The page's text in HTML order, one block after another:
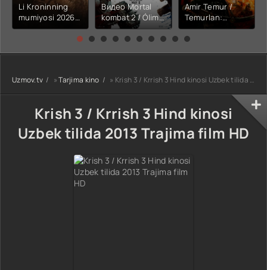
Li Kroninning
mumiyosi 2026
(uzbek tilida
kino) tarjima HD
Видео Mortal
kombat 2 / Ólim
jangi 2 (2026)
Uzbek tilida
Amir Temur /
Temurlan:
Fathchining
yuksalishi
tarjima kino Full
HD tas-ix
Uzmov.tv »Tarjima kino » Krish 3 / Krrish 3 Hind kinosi Uzbek tilida 2013 Trajima film HD
Krish 3 / Krrish 3 Hind kinosi
Uzbek tilida 2013 Trajima film HD